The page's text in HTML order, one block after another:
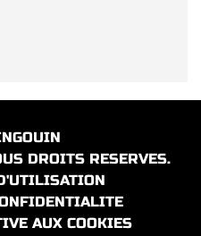
DROITS RESERVES.
AUX COOKIES